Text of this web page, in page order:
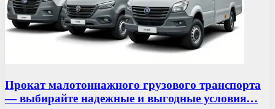
Прокат малотоннажного грузового транспорта
— выбирайте надежные и выгодные условия…